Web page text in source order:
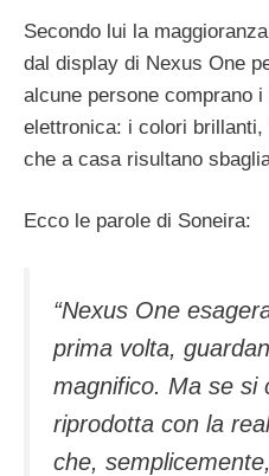
Secondo lui la
dal display di Nexus One
alcune persone comprano
elettronica: i colori
che a casa risultano
Ecco le parole di Soneira:
“Nexus One
prima volta,
magnifico. Ma se si
riprodotta con la
che,